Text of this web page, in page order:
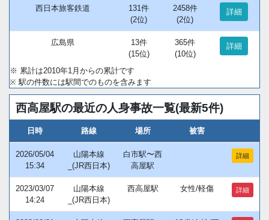
西日本旅客鉄道
131件
(2位)
2458件
(2位)
詳細
広島県
13件
(15位)
365件
(10位)
詳細
※ 累計は2010年1月からの累計です
※ 駅の件数には駅間でのものを含みます
西高屋駅の最近の人身事故一覧(最新5件)
日時 路線 場所 被害
2026/05/04
15:34
山陽本線
_(JR西日本)
白市駅〜西
高屋駅
詳細
2023/03/07
14:24
山陽本線
_(JR西日本)
西高屋駅 女性/軽傷 詳細